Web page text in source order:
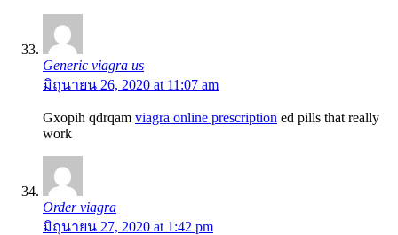
Generic viagra us
มิถุนายน 26, 2020 at 11:07 am
Gxopih qdrqam viagra online prescription ed pills that really
work
Order viagra
มิถุนายน 27, 2020 at 1:42 pm